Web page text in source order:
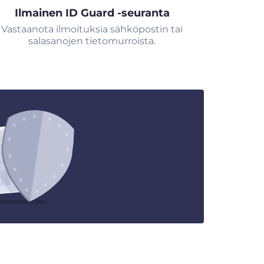
Ilmainen ID Guard -seuranta
Vastaanota ilmoituksia sähköpostin tai
salasanojen tietomurroista.